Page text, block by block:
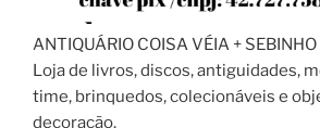
ANTIQUÁRIO COISA VÉIA + SEBINHO
Loja de livros, discos, antiguidades,
time, brinquedos, colecionáveis e
decoração.